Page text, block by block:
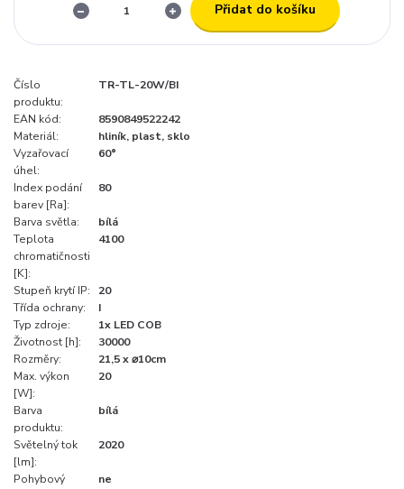
Přidat do košíku
Číslo
produktu:
TR-TL-20W/BI
EAN kód:
8590849522242
Materiál:
hliník, plast, sklo
Vyzařovací
úhel:
60°
Index podání
barev [Ra]:
80
Barva světla:
bílá
Teplota
chromatičnosti
[K]:
4100
Stupeň krytí IP:
20
Třída ochrany:
I
Typ zdroje:
1x LED COB
Životnost [h]:
30000
Rozměry:
21,5 x ⌀10cm
Max. výkon
[W]:
20
Barva
produktu:
bílá
Světelný tok
[lm]:
2020
Pohybový
ne